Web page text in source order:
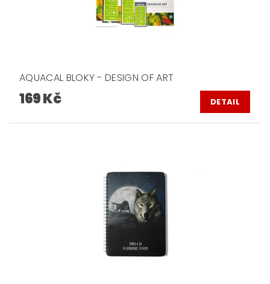
AQUACAL BLOKY - DESIGN OF ART
169 Kč DETAIL